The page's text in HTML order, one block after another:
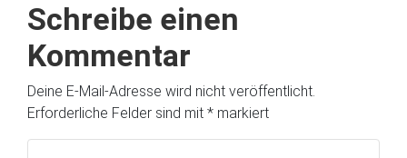
Schreibe einen
Kommentar
Deine E-Mail-Adresse wird nicht veröffentlicht.
Erforderliche Felder sind mit * markiert